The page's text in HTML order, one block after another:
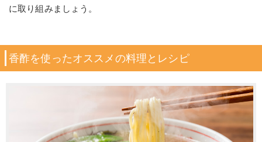
に取り組みましょう。
香酢を使ったオススメの料理とレシピ